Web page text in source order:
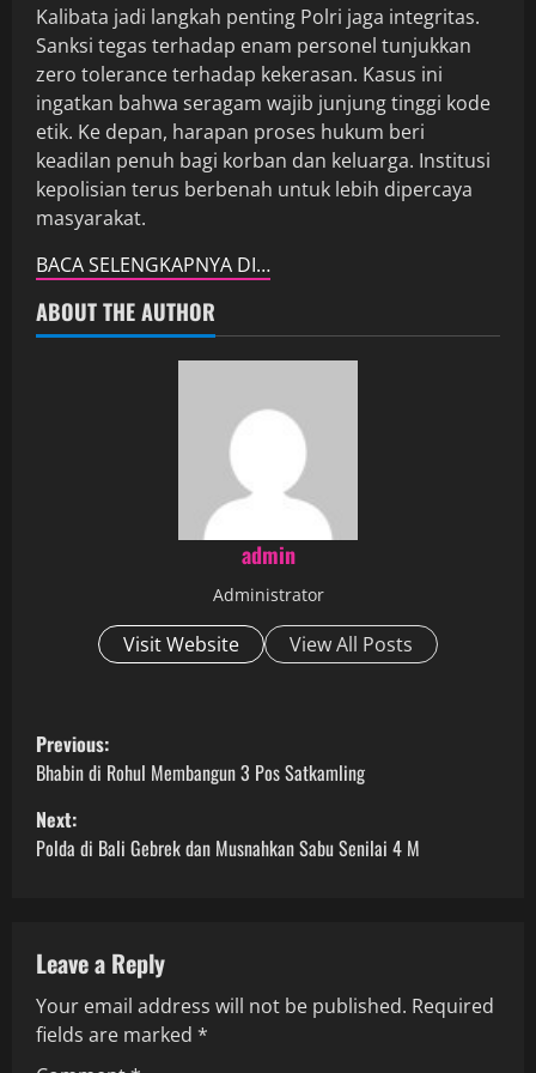
Kalibata jadi langkah penting Polri jaga integritas.
Sanksi tegas terhadap enam personel tunjukkan
zero tolerance terhadap kekerasan. Kasus ini
ingatkan bahwa seragam wajib junjung tinggi kode
etik. Ke depan, harapan proses hukum beri
keadilan penuh bagi korban dan keluarga. Institusi
kepolisian terus berbenah untuk lebih dipercaya
masyarakat.
BACA SELENGKAPNYA DI…
ABOUT THE AUTHOR
admin
Administrator
Visit Website View All Posts
P
o
s
a
v
Previous:
Bhabin di Rohul Membangun 3 Pos Satkamling
Next:
Polda di Bali Gebrek dan Musnahkan Sabu Senilai 4 M
Leave a Reply
Your email address will not be published. Required
fields are marked *